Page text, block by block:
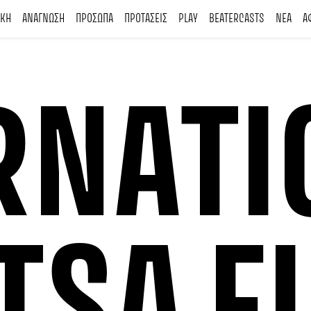
ΑΝΑΓΝΩΣΗ ΠΡΟΣΩΠΑ ΠΡΟΤΑΣΕΙΣ PLAY BEATERCASTS ΝΕΑ